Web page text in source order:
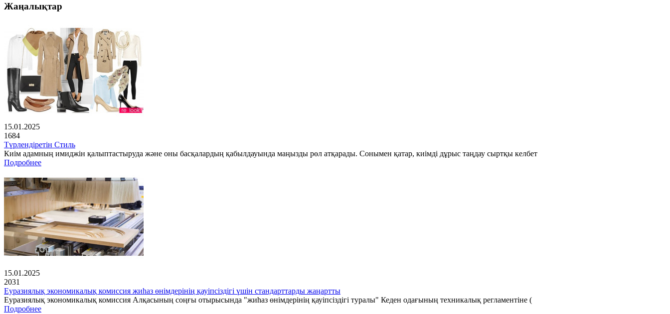
Жаңалықтар
15.01.2025
1684
Түрлендіретін Стиль
Киім адамның имиджін қалыптастыруда және оны басқалардың қабылдауында маңызды рөл атқарады. Сонымен қатар, киімді дұрыс таңдау сыртқы келбет
Подробнее
15.01.2025
2031
Еуразиялық экономикалық комиссия жиһаз өнімдерінің қауіпсіздігі үшін стандарттарды жаңартты
Еуразиялық экономикалық комиссия Алқасының соңғы отырысында "жиһаз өнімдерінің қауіпсіздігі туралы" Кеден одағының техникалық регламентіне (
Подробнее